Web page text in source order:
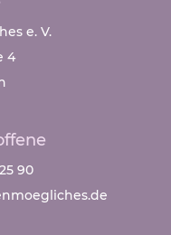
e. V.
4
90